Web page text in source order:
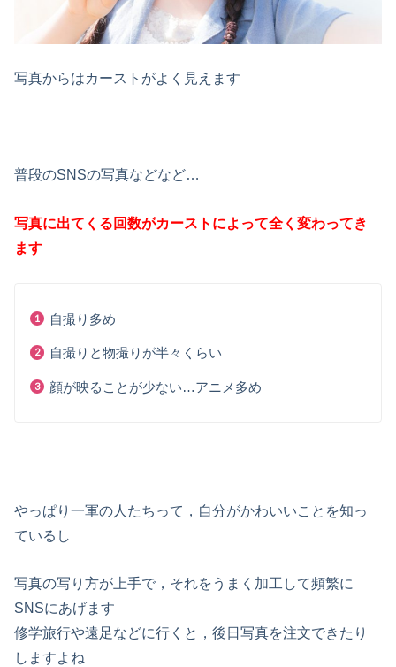
写真からはカーストがよく見えます
普段のSNSの写真などなど…
写真に出てくる回数がカーストによって全く変わってき
ます
自撮り多め
自撮りと物撮りが半々くらい
顔が映ることが少ない…アニメ多め
やっぱり一軍の人たちって，自分がかわいいことを知っ
ているし
写真の写り方が上手で，それをうまく加工して頻繁に
SNSにあげます
修学旅行や遠足などに行くと，後日写真を注文できたり
しますよね